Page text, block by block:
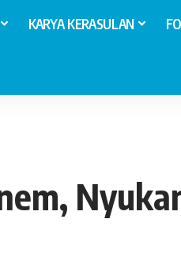
KARYA KERASULAN